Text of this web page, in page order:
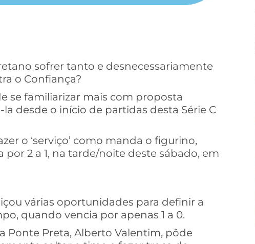
sofrer tanto e desnecessariamente
o Confiança?
se familiarizar mais com proposta
desde o início de partidas desta Série C
o ‘serviço’ como manda o figurino,
2 a 1, na tarde/noite deste sábado, em
várias oportunidades para definir a
quando vencia por apenas 1 a 0.
Ponte Preta, Alberto Valentim, pôde